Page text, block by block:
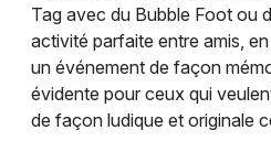
Tag avec du Bubble Foot ou
activité parfaite entre amis,
un événement de façon
évidente pour ceux qui
de façon ludique et originale